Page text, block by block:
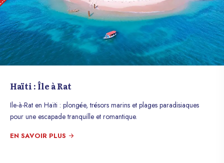
Haïti : Île à Rat
Ile-à-Rat en Haïti : plongée, trésors marins et plages paradisiaques
pour une escapade tranquille et romantique.
EN SAVOIR PLUS